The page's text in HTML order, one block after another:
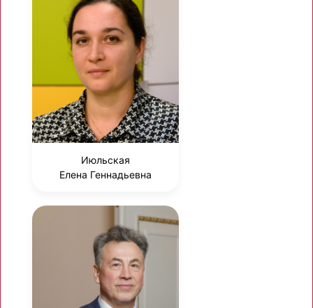
Июльская
Елена Геннадьевна